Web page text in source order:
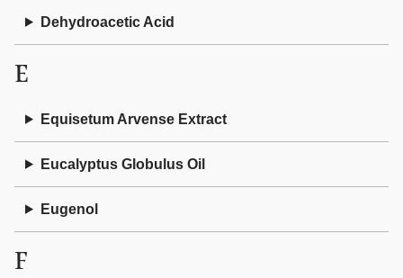
Dehydroacetic Acid
E
Equisetum Arvense Extract
Eucalyptus Globulus Oil
Eugenol
F